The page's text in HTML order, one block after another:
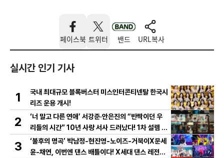
페이스북 트위터 밴드 URL복사
실시간 인기 기사
1
국내 최대규모 블록버스터 미스인터콘티넨탈 한국시
리즈 운용 개시!
2
‘너 말고 다른 연애’ 서강준·안은진의 “반짝이던 우
리들의 시간” 10년 사랑 서사 드러났다! 1차 설렘 티
저 영상 공개!
3
‘불후의 명곡’ 박남정-현진영-노이즈-거북이X문세
윤-채연, 이번엔 댄스 배틀이다! X세대 댄스 레전드